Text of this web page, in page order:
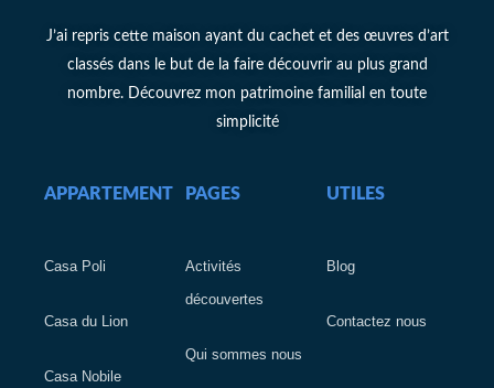
J’ai repris cette maison ayant du cachet et des œuvres d’art
classés dans le but de la faire découvrir au plus grand
nombre. Découvrez mon patrimoine familial en toute
simplicité
APPARTEMENT
Casa Poli
Casa du Lion
Casa Nobile
PAGES
Activités
découvertes
Qui sommes nous
UTILES
Blog
Contactez nous